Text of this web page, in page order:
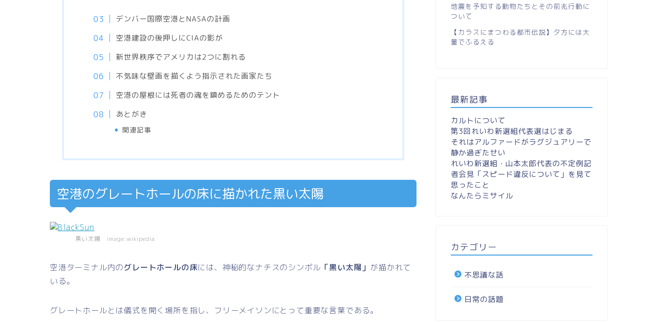
デンバー国際空港とNASAの計画
空港建設の後押しにCIAの影が
新世界秩序でアメリカは2つに割れる
不気味な壁画を描くよう指示された画家たち
空港の屋根には死者の魂を鎮めるためのテント
あとがき
関連記事
空港のグレートホールの床に描かれた黒い太陽
黒い太陽 image:wikipedia
空港ターミナル内のグレートホールの床には、神秘的なナチスのシンボル 「黒い太陽」 が描かれて
いる。
グレートホールとは儀式を開く場所を指し、フリーメイソンにとって重要な言葉である。
地震を予知する動物たちとその前兆行動に
ついて
【カラスにまつわる都市伝説】夕方には大
量でふるえる
最新記事
カルトについて
第3回れいわ新選組代表選はじまる
それはアルファードがラグジュアリーで
静か過ぎたせい
れいわ新選組・山本太郎代表の不定例記
者会見「スピード違反について」を見て
思ったこと
なんたらミサイル
カテゴリー
不思議な話
日常の話題